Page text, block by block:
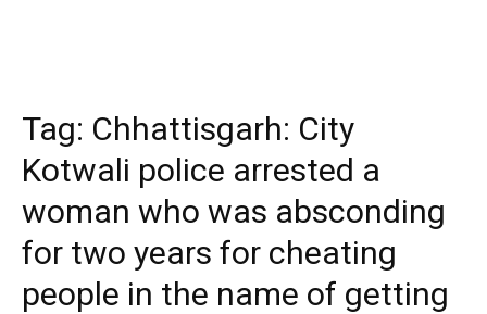
Tag: Chhattisgarh: City
Kotwali police arrested a
woman who was absconding
for two years for cheating
people in the name of getting